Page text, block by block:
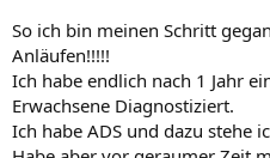
So ich bin meinen Schritt
Anläufen!!!!!
Ich habe endlich nach 1 Jahr
Erwachsene Diagnostiziert.
Ich habe ADS und dazu stehe